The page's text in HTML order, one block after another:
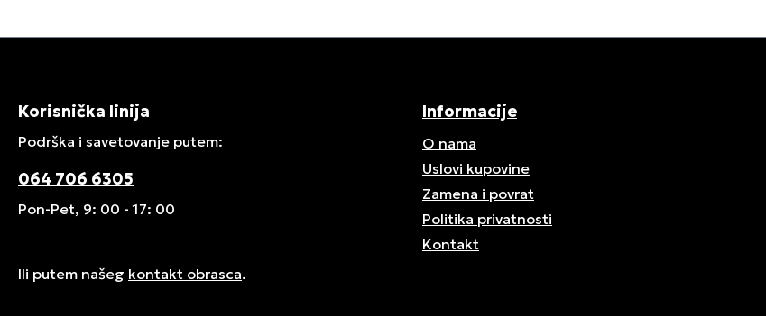
Korisnička linija
Podrška i savetovanje putem:
064 706 6305
Pon-Pet, 9: 00 - 17: 00
Ili putem našeg kontakt obrasca.
Informacije
O nama
Uslovi kupovine
Zamena i povrat
Politika privatnosti
Kontakt